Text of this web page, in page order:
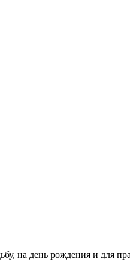
на день рождения и для